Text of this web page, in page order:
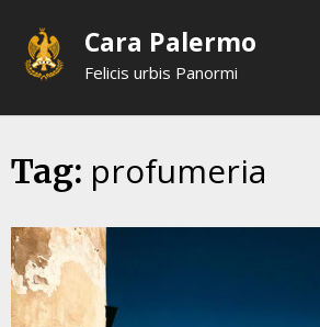
content
Cara Palermo
Felicis urbis Panormi
Tag: profumeria